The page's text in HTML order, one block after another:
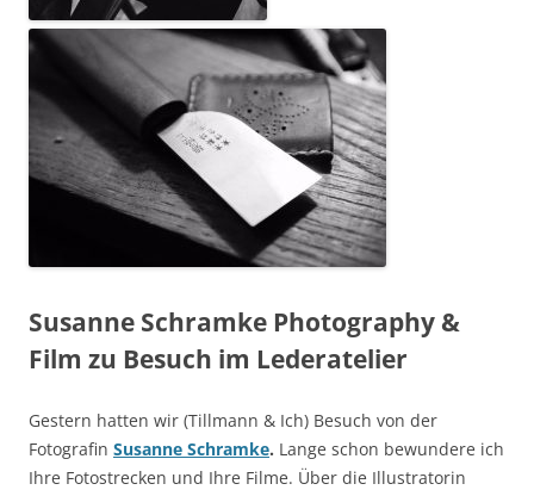
Susanne Schramke Photography &
Film zu Besuch im Lederatelier
Gestern hatten wir (Tillmann & Ich) Besuch von der
Fotografin Susanne Schramke. Lange schon bewundere ich
Ihre Fotostrecken und Ihre Filme. Über die Illustratorin